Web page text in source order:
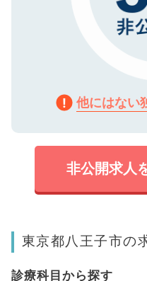
他にはない
非公開求人
東京都八王子市の
診療科目から探す